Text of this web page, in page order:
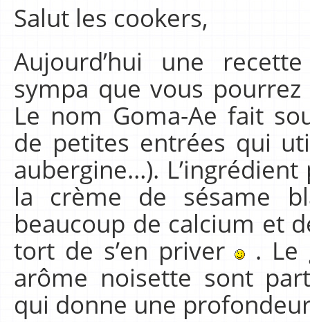
Salut les cookers,
Aujourd’hui une
sympa que vous
Le nom Goma-Ae fait
de petites entrées qui
aubergine…).
la crème de sésame
beaucoup de calcium et
tort de s’en priver
. Le
arôme noisette sont
qui donne une